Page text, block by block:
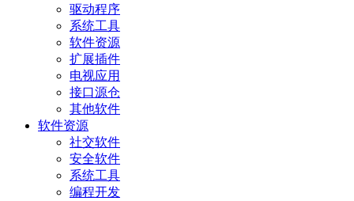
驱动程序
系统工具
软件资源
扩展插件
电视应用
接口源仓
其他软件
软件资源
社交软件
安全软件
系统工具
编程开发